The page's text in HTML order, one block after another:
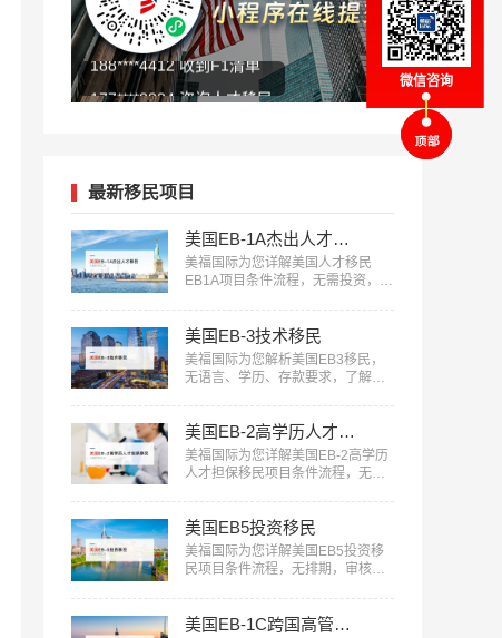
177****8834 咨询人才移民
139****8876 查看人才移民
最新移民项目
美国EB-1A杰出人才移民
美福国际为您详解美国人才移民
EB1A项目条件流程，无需投资，审
美国EB-3技术移民
美福国际为您解析美国EB3移民，
无语言、学历、存款要求，了解申
美国EB-2高学历人才担保移民
美福国际为您详解美国EB-2高学历
人才担保移民项目条件流程，无需
美国EB5投资移民
美福国际为您详解美国EB5投资移
民项目条件流程，无排期，审核
美国EB-1C跨国高管移民
微信咨询